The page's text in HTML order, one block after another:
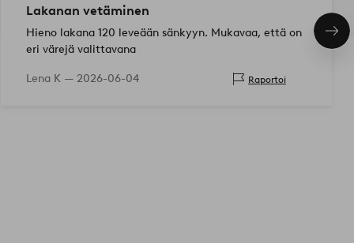
Lakanan vetäminen
Hieno lakana 120 leveään sänkyyn. Mukavaa, että on
eri värejä valittavana
Lena K — 2026-06-04 Raportoi